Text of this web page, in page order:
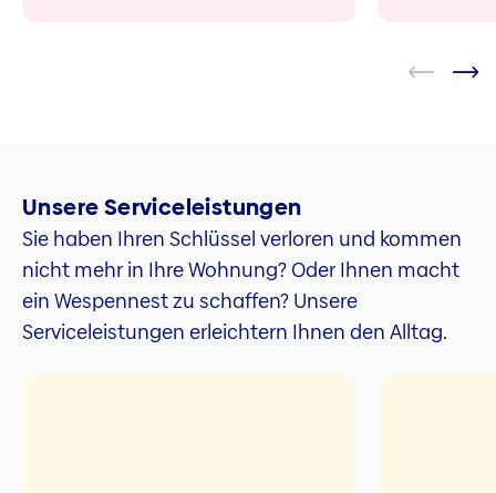
Unsere Serviceleistungen
Sie haben Ihren Schlüssel verloren und kommen
nicht mehr in Ihre Wohnung? Oder Ihnen macht
ein Wespennest zu schaffen? Unsere
Serviceleistungen erleichtern Ihnen den Alltag.